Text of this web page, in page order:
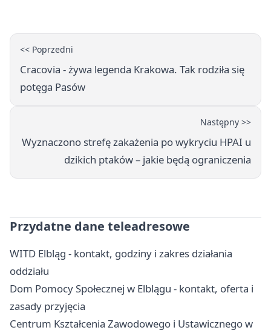
<< Poprzedni
Cracovia - żywa legenda Krakowa. Tak rodziła się
potęga Pasów
Następny >>
Wyznaczono strefę zakażenia po wykryciu HPAI u
dzikich ptaków – jakie będą ograniczenia
Przydatne dane teleadresowe
WITD Elbląg - kontakt, godziny i zakres działania
oddziału
Dom Pomocy Społecznej w Elblągu - kontakt, oferta i
zasady przyjęcia
Centrum Kształcenia Zawodowego i Ustawicznego w